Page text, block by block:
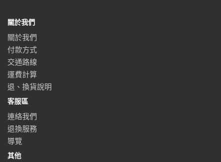
關於我們
關於我們
付款方式
交通路線
運費計算
退、換貨說明
客服區
連絡我們
退換服務
導覽
其他